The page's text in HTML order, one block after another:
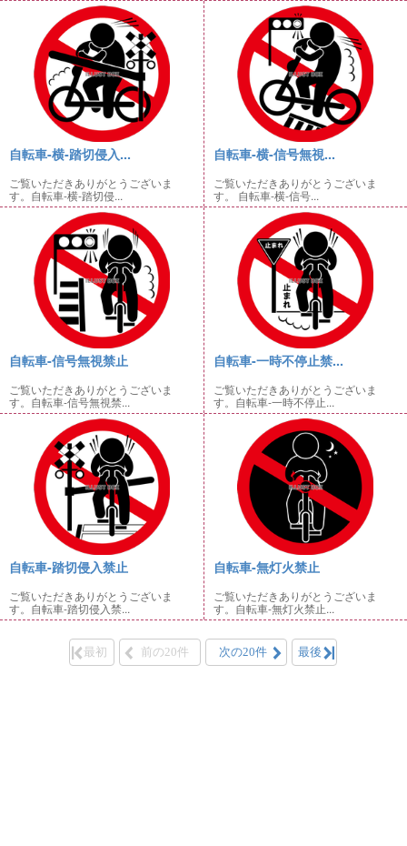
自転車-横-踏切侵入...
ご覧いただきありがとうございま
す。自転車-横-踏切侵...
自転車-横-信号無視...
ご覧いただきありがとうございま
す。 自転車-横-信号...
自転車-信号無視禁止
ご覧いただきありがとうございま
す。自転車-信号無視禁...
自転車-一時不停止禁...
ご覧いただきありがとうございま
す。自転車-一時不停止...
自転車-踏切侵入禁止
ご覧いただきありがとうございま
す。自転車-踏切侵入禁...
自転車-無灯火禁止
ご覧いただきありがとうございま
す。自転車-無灯火禁止...
最初 前の20件 次の20件 最後